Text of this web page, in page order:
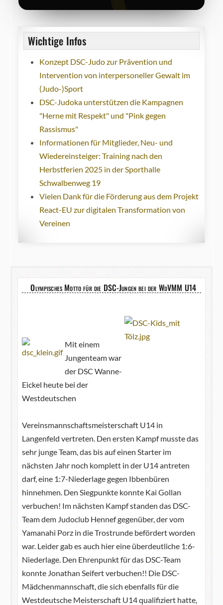
Wichtige Infos
Konzept DSC-Judo zur Prävention und
Intervention von interpersoneller Gewalt im
(Judo-)Sport
DSC-Judoka unterstützen die Kampagnen
"Herne mit Respekt" und "Pink gegen
Rassismus"
Informationen für Mitglieder, Neu- und
Wiedereinsteiger: Training nach den
Herbstferien 2025 in der Sporthalle
Schwalbenweg 19
Vielen Dank für die Förderung aus dem Projekt
React-EU zur digitalen Transformation von
Vereinen
Olympisches Motto für die DSC-Jungen bei der WdVMM U14
Mit einem
Jungenteam war
der DSC Wanne-
Eickel heute bei der
Westdeutschen
Vereinsmannschaftsmeisterschaft U14 in
Langenfeld vertreten. Den ersten Kampf musste das
sehr junge Team, das bis auf einen Starter im
nächsten Jahr noch komplett in der U14 antreten
darf, eine 1:7-Niederlage gegen Ibbenbüren
hinnehmen. Den Siegpunkte konnte Kai Gollan
verbuchen! Im nächsten Kampf standen das DSC-
Team dem Judoclub Hennef gegenüber, der vom
Yamanahi Porz in die Trostrunde befördert worden
war. Leider gab es auch hier eine überdeutliche 1:6-
Niederlage. Den Ehrenpunkt für das DSC-Team
konnte Jonathan Seifert verbuchen!! Die DSC-
Mädchenmannschaft, die sich ebenfalls für die
Westdeutsche Meisterschaft U14 qualifiziert hatte,